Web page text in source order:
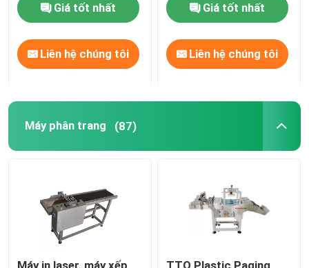
Giá tốt nhất
Liên hệ chúng tôi
Giá tốt nhất
Liên hệ chúng tôi
Máy phân trang (87)
Máy in laser, máy xếp
TTO Plastic Paging